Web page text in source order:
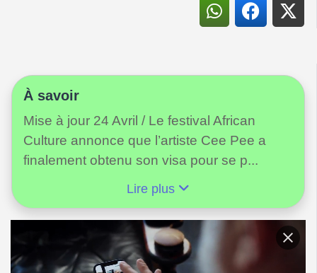
À savoir
Mise à jour 24 Avril / Le festival African
Culture annonce que l’artiste Cee Pee a
finalement obtenu son visa pour se p...
Lire plus